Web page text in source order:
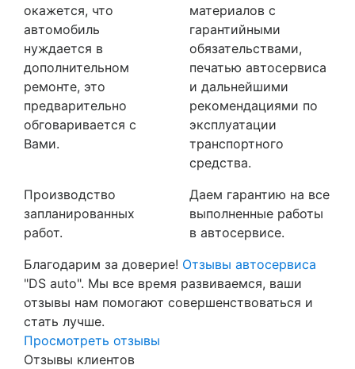
окажется, что
автомобиль
нуждается в
дополнительном
ремонте, это
предварительно
обговаривается с
Вами.
материалов с
гарантийными
обязательствами,
печатью автосервиса
и дальнейшими
рекомендациями по
эксплуатации
транспортного
средства.
Производство
запланированных
работ.
Даем гарантию на все
выполненные работы
в автосервисе.
Благодарим за доверие! Отзывы автосервиса
"DS auto". Мы все время развиваемся, ваши
отзывы нам помогают совершенствоваться и
стать лучше.
Просмотреть отзывы
Отзывы клиентов